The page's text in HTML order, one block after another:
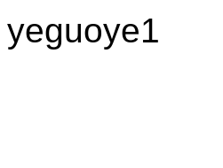
yeguoye1